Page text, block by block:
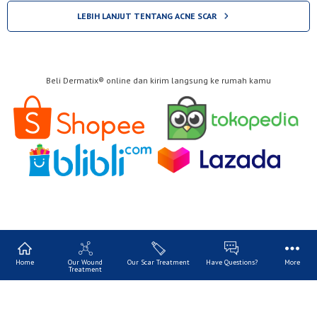
LEBIH LANJUT TENTANG ACNE SCAR
Beli Dermatix® online dan kirim langsung ke rumah kamu
Home Our Wound
Treatment
Our Scar Treatment Have Questions? More